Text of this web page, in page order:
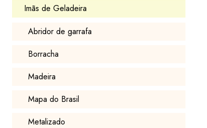
Imãs de Geladeira
Abridor de garrafa
Borracha
Madeira
Mapa do Brasil
Metalizado